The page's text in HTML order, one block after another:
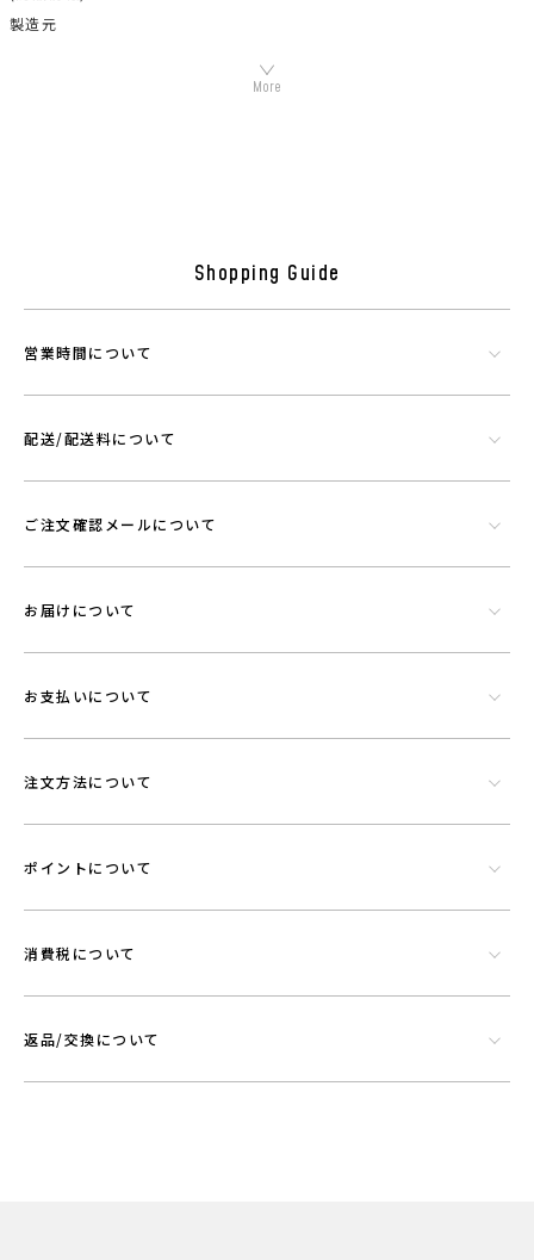
製造元
組成：綿100％ (プラウシオン加工)
シリカやトルマリンなど数種類の天然鉱石でできたミネラル混合体で
す。功績を微細に粉砕したものを染色工程で繊維にコーティングさせウ
Shopping Guide
営業時間について
配送/配送料について
ご注文確認メールについて
お届けについて
お支払いについて
注文方法について
ポイントについて
消費税について
返品/交換について